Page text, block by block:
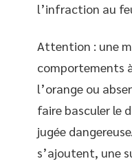
l’infraction au
Attention : une
comportements
l’orange ou
faire basculer le
jugée
s’ajoutent, une